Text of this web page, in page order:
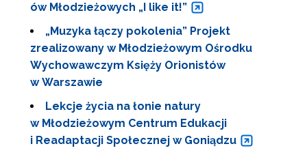
ów Młodzieżowych „I like it!”
„Muzyka łączy pokolenia” Projekt
zrealizowany w Młodzieżowym Ośrodku
Wychowawczym Księży Orionistów
w Warszawie
Lekcje życia na łonie natury
w Młodzieżowym Centrum Edukacji
i Readaptacji Społecznej w Goniądzu